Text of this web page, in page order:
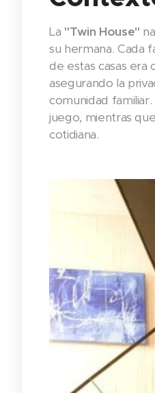
La "Twin House"
su hermana. Cada
de estas casas era
asegurando la
comunidad familiar.
juego, mientras
cotidiana.